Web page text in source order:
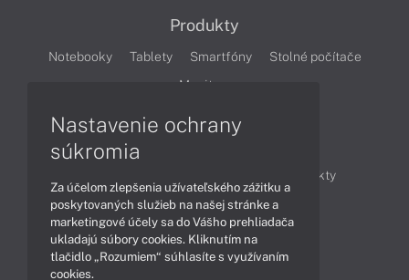
Produkty
Notebooky Tablety Smartfóny
Stolné počítače
Monitory
Produkty
Technológie
Videá
Obsah
Nastavenie ochrany
súkromia
Za účelom zlepšenia užívateľského zážitku a
poskytovaných služieb na našej stránke a
marketingové účely sa do Vášho prehliadača
ukladajú súbory cookies. Kliknutím na
tlačidlo „Rozumiem“ súhlasíte s využívaním
cookies.